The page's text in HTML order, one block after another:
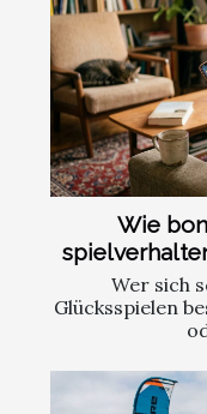
Wie
Wer sich
Glücksspielen